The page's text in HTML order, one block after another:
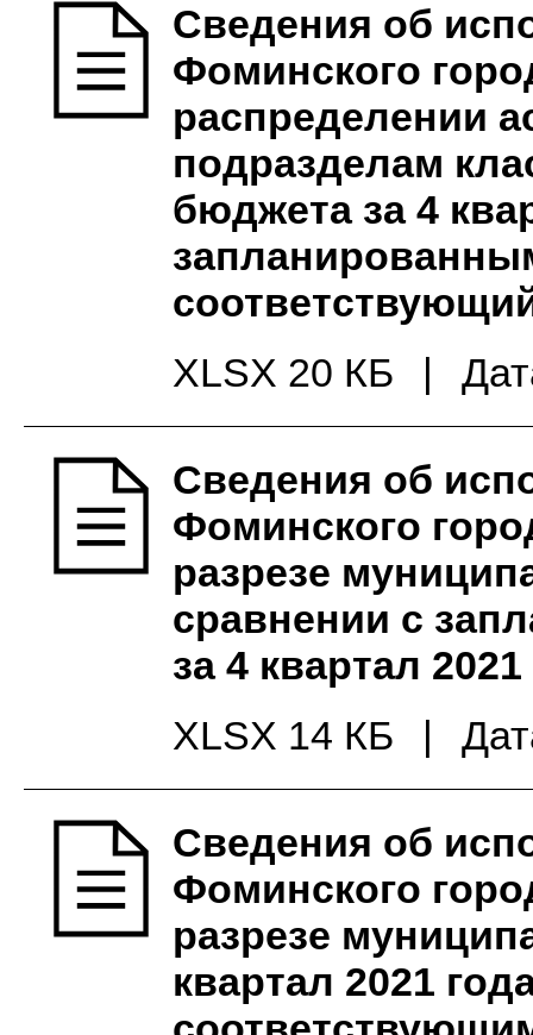
Сведения об
Фоминского
распределении
подразделам
бюджета за 4
XLSX 20 КБ
|
Сведения об
Фоминского
разрезе
сравнении с
за 4 квартал 2021
XLSX 14 КБ
|
Сведения об
Фоминского
разрезе
квартал 2021